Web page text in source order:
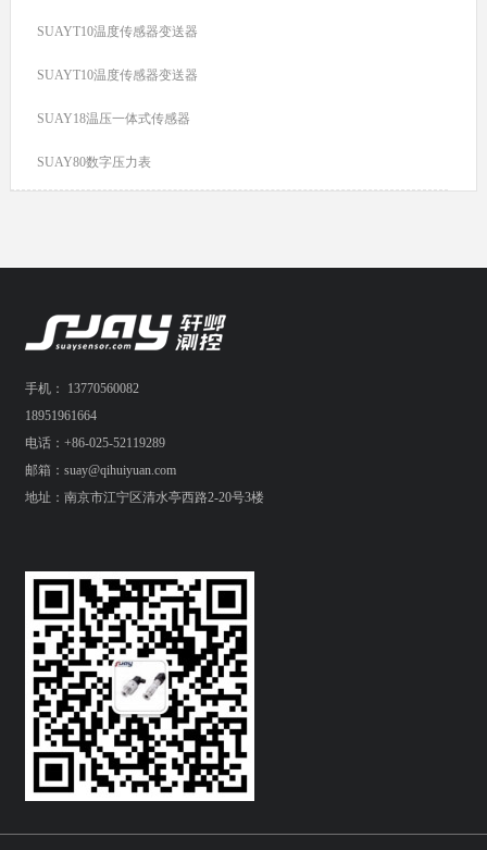
SUAYT10温度传感器变送器
SUAYT10温度传感器变送器
SUAY18温压一体式传感器
SUAY80数字压力表
手机： 13770560082
18951961664
电话：+86-025-52119289
邮箱：suay@qihuiyuan.com
地址：南京市江宁区清水亭西路2-20号3楼